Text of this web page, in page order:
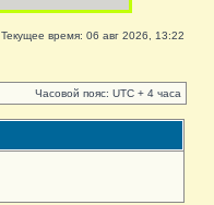
Текущее время: 06 авг 2026, 13:22
Часовой пояс: UTC + 4 часа